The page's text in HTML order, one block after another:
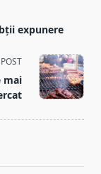
expunere
mai